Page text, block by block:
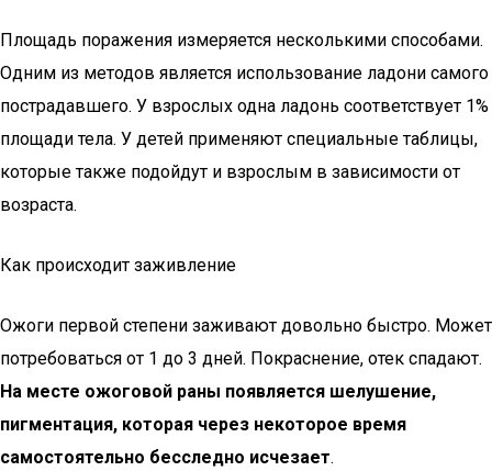
Площадь поражения измеряется несколькими способами.
Одним из методов является использование ладони самого
пострадавшего. У взрослых одна ладонь соответствует 1%
площади тела. У детей применяют специальные таблицы,
которые также подойдут и взрослым в зависимости от
возраста.
Как происходит заживление
Ожоги первой степени заживают довольно быстро. Может
потребоваться от 1 до 3 дней. Покраснение, отек спадают.
На месте ожоговой раны появляется шелушение,
пигментация, которая через некоторое время
самостоятельно бесследно исчезает.